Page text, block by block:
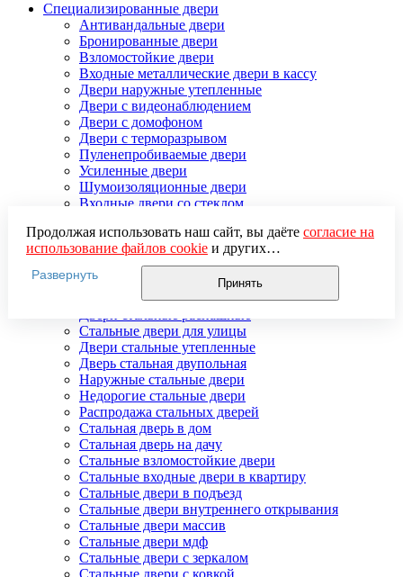
Специализированные двери
Антивандальные двери
Бронированные двери
Взломостойкие двери
Входные металлические двери в кассу
Двери наружные утепленные
Двери с видеонаблюдением
Двери с домофоном
Двери с терморазрывом
Пуленепробиваемые двери
Усиленные двери
Шумоизоляционные двери
Входные двери со стеклом
Со скрытыми петлями
Стальные двери
Гнутые стальные двери
Двери входные стальные в коттедж
Стальные двери для улицы
Двери стальные утепленные
Дверь стальная двупольная
Наружные стальные двери
Недорогие стальные двери
Распродажа стальных дверей
Стальная дверь в дом
Стальная дверь на дачу
Стальные взломостойкие двери
Стальные входные двери в квартиру
Стальные двери в подъезд
Стальные двери внутреннего открывания
Стальные двери массив
Стальные двери мдф
Стальные двери с зеркалом
Стальные двери с ковкой
Продолжая использовать наш сайт, вы даёте согласие на
использование файлов cookieи других
пользовательских данных (включая IP-адрес, сведения о
местоположении, устройстве, действиях на сайте и т. п.)
для функционирования сайта, проведения
использования систем аналитики (например,
Яндекс.Метрика), в соответствии с нашей
обработки персональных данных.
Если вы не хотите, чтобы ваши данные обрабатывались,
настройте ограничения в браузере или покиньте сайт.
Развернуть
Принять